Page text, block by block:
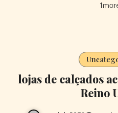
lojas de calçados
Reino